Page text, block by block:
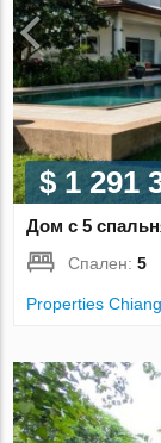
$ 1 291
Дом с 5
Спален:5
Properties